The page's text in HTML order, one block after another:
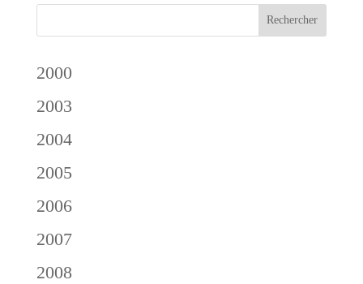
2000
2003
2004
2005
2006
2007
2008